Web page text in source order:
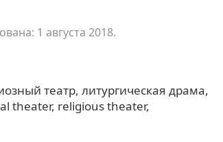
1 августа 2018.
театр литургическая драма
theater religious theater